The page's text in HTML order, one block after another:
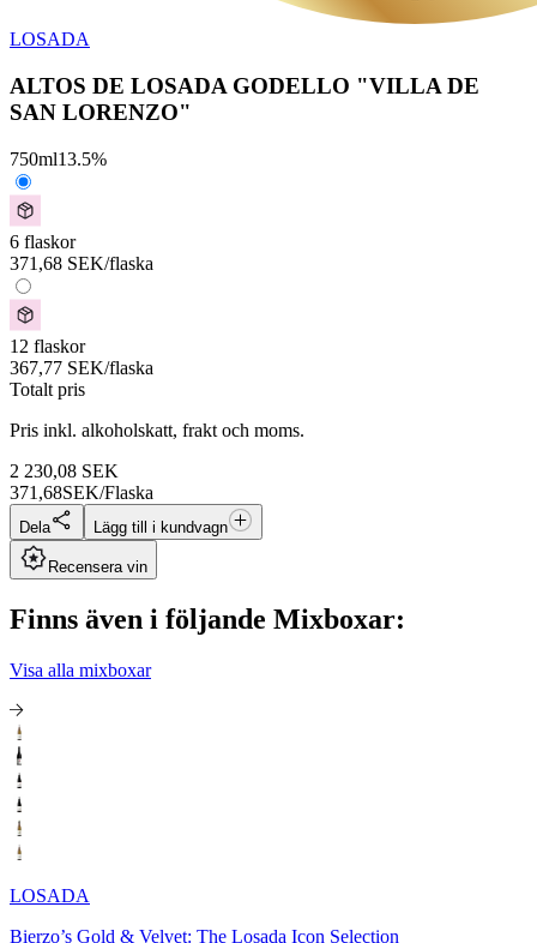
LOSADA
ALTOS DE LOSADA GODELLO "VILLA DE
SAN LORENZO"
750ml13.5%
6 flaskor
371,68 SEK/flaska
12 flaskor
367,77 SEK/flaska
Totalt pris
Pris inkl. alkoholskatt, frakt och moms.
2 230,08 SEK
371,68SEK/Flaska
Dela Lägg till i kundvagn
Recensera vin
Finns även i följande Mixboxar:
Visa alla mixboxar
LOSADA
Bierzo’s Gold & Velvet: The Losada Icon Selection